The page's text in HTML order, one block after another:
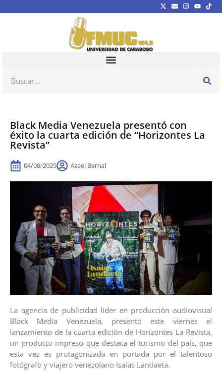
Black Media Venezuela presentó con
éxito la cuarta edición de “Horizontes La
Revista”
04/08/2025 Azael Bernal
La agencia de publicidad lider en producción audiovisual
Black Media Venezuela, presentó este viernes el
lanzamiento de la cuarta edición de Horizontes La Revista,
un producto impreso que destaca el turismo del país, que
esta vez es protagonizada en portada por el talentoso
fotógrafo y viajero venezolano Isaías Landaeta.